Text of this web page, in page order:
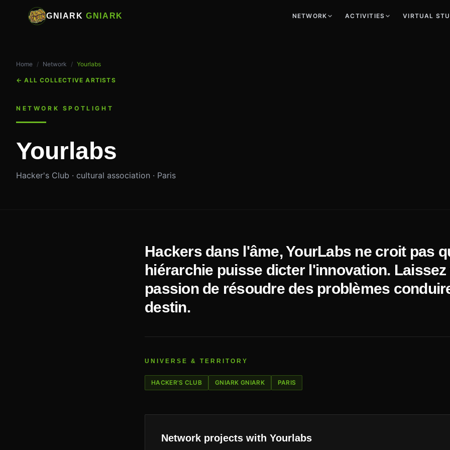
GNIARKGNIARK NETWORK ACTIVITIES VIRTUAL
Home / Network / Yourlabs
←ALL COLLECTIVE ARTISTS
NETWORK SPOTLIGHT
Yourlabs
Hacker's Club · cultural association · Paris
Hackers dans l'âme, YourLabs ne croit pas
hiérarchie puisse dicter l'innovation.
passion de résoudre des problèmes
destin.
UNIVERSE & TERRITORY
HACKER'S CLUB GNIARK GNIARK PARIS
Network projects with Yourlabs